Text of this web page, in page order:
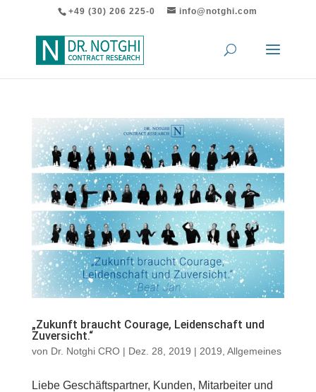
+49 (30) 206 225-0 info@notghi.com
„Zukunft braucht Courage, Leidenschaft und
Zuversicht.“
von Dr. Notghi CRO| Dez. 28, 2019 | 2019 Allgemeines
Liebe Geschäftspartner, Kunden, Mitarbeiter und